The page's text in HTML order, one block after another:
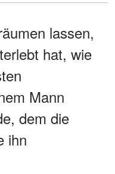
lassen,
hat, wie
Mann
dem die
ihn